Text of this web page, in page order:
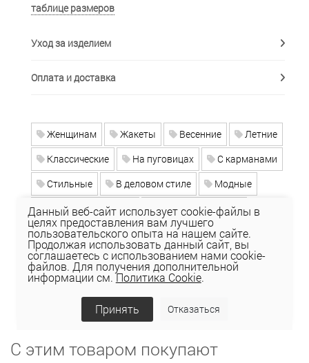
таблице размеров
Уход за изделием
Оплата и доставка
Женщинам Жакеты Весенние
Летние
Классические
На пуговицах
С карманами
Стильные
В деловом стиле
Модные
Больших размеров
Одежда для офиса
Костюмный ассортимент
Образы для выпускного
С этим товаром покупают
Данный веб-сайт использует cookie-файлы в
целях предоставления вам лучшего
пользовательского опыта на нашем сайте.
Продолжая использовать данный сайт, вы
соглашаетесь с использованием нами cookie-
файлов. Для получения дополнительной
информации см.Политика Cookie.
Принять Отказаться